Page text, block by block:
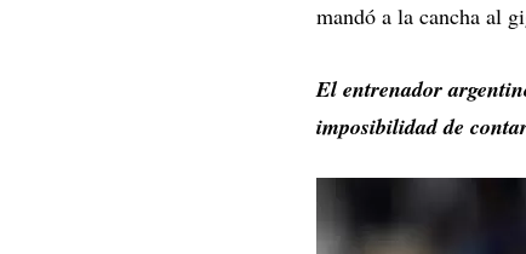
mandó a la cancha al
El entrenador
imposibilidad de